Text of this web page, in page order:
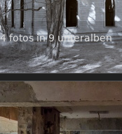
fotos in 9 unteralben